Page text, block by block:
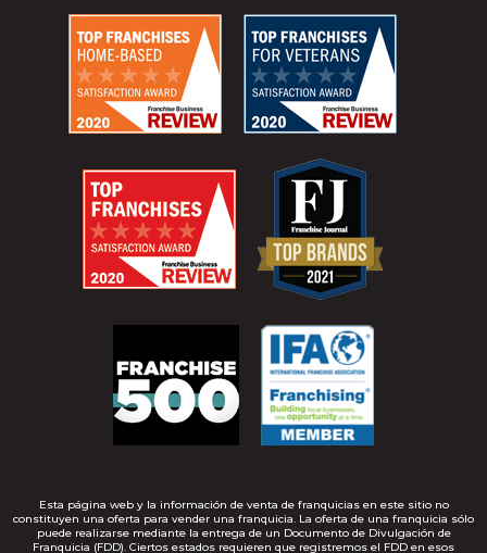
Esta página web y la información de venta de franquicias en este sitio no
constituyen una oferta para vender una franquicia. La oferta de una franquicia sólo
puede realizarse mediante la entrega de un Documento de Divulgación de
Franquicia (FDD). Ciertos estados requieren que registremos el FDD en esos